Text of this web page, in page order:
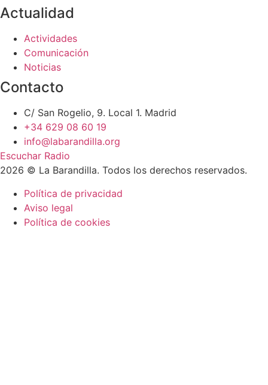
Actualidad
Actividades
Comunicación
Noticias
Contacto
C/ San Rogelio, 9. Local 1. Madrid
+34 629 08 60 19
info@labarandilla.org
Escuchar Radio
2026 © La Barandilla. Todos los derechos reservados.
Política de privacidad
Aviso legal
Política de cookies